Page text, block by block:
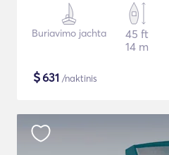
Buriavimo jachta
45 ft
14 m
$631 /naktinis